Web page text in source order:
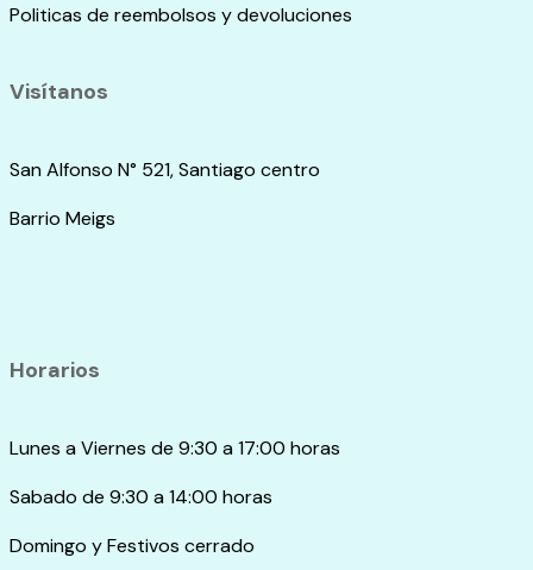
Politicas de reembolsos y devoluciones
Visítanos
San Alfonso N° 521, Santiago centro
Barrio Meigs
Horarios
Lunes a Viernes de 9:30 a 17:00 horas
Sabado de 9:30 a 14:00 horas
Domingo y Festivos cerrado